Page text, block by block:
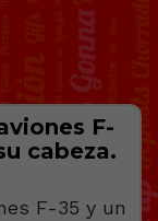
F-
cabeza.